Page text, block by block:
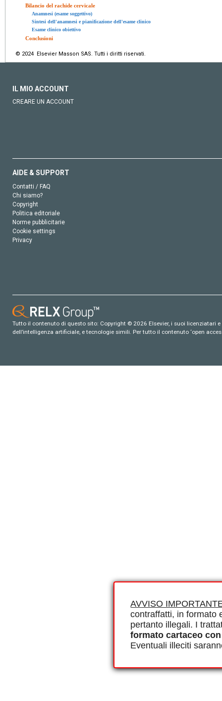
AVVISO
contraffatti, in formato
pertanto illegali. I
formato cartaceo
Eventuali illeciti
Bilancio del rachide cervicale
Anamnesi (esame soggettivo)
Sintesi dell'anamnesi e pianificazione dell'esame clinico
Esame clinico obiettivo
Conclusioni
© 2024 Elsevier Masson SAS. Tutti i diritti riservati.
IL MIO ACCOUNT
CREARE UN ACCOUNT
AIDE & SUPPORT
Contatti / FAQ
Chi siamo?
Copyright
Politica editoriale
Norme pubblicitarie
Cookie settings
Privacy
Tutto il contenuto di questo sito: Copyright © 2026 Elsevier, i suoi
dell’intelligenza artificiale, e tecnologie simili. Per tutto il contenuto ‘open